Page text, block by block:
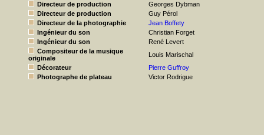
Directeur de production
Georges Dybman
Directeur de production
Guy Pérol
Directeur de la photographie
Jean Boffety
Ingénieur du son
Christian Forget
Ingénieur du son
René Levert
Compositeur de la musique
originale
Louis Marischal
Décorateur
Pierre Guffroy
Photographe de plateau
Victor Rodrigue